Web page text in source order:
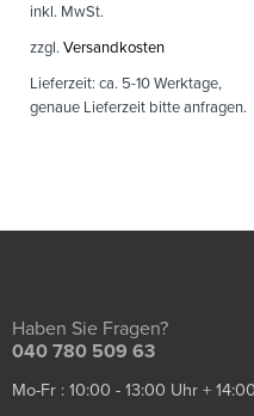
inkl. MwSt.
zzgl. Versandkosten
Lieferzeit: ca. 5-10 Werktage,
genaue Lieferzeit bitte anfragen.
Haben Sie Fragen?
040 780 509 63
Mo-Fr : 10:00 - 13:00 Uhr +